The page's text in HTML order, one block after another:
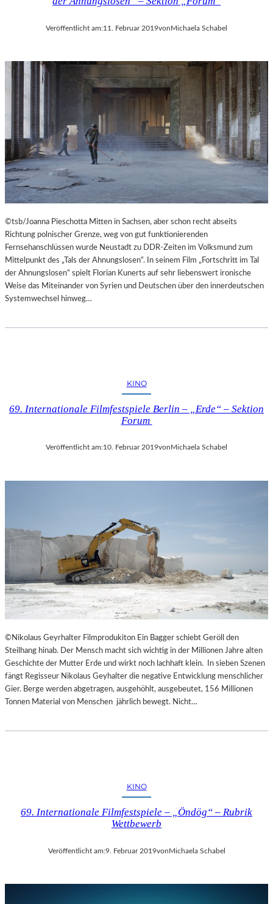
Veröffentlicht am:11. Februar 2019vonMichaela Schabel
©tsb/Joanna Pieschotta Mitten in Sachsen, aber schon recht abseits
Richtung polnischer Grenze, weg von gut funktionierenden
Fernsehanschlüssen wurde Neustadt zu DDR-Zeiten im Volksmund zum
Mittelpunkt des „Tals der Ahnungslosen“. In seinem Film „Fortschritt im Tal
der Ahnungslosen“ spielt Florian Kunerts auf sehr liebenswert ironische
Weise das Miteinander von Syrien und Deutschen über den innerdeutschen
Systemwechsel hinweg…
KINO
69. Internationale Filmfestspiele Berlin – „Erde“ – Sektion
Forum
Veröffentlicht am:10. Februar 2019von Michaela Schabel
©Nikolaus Geyrhalter Filmprodukiton Ein Bagger schiebt Geröll den
Steilhang hinab. Der Mensch macht sich wichtig in der Millionen Jahre alten
Geschichte der Mutter Erde und wirkt noch lachhaft klein. In sieben Szenen
fängt Regisseur Nikolaus Geyhalter die negative Entwicklung menschlicher
Gier. Berge werden abgetragen, ausgehöhlt, ausgebeutet, 156 Millionen
Tonnen Material von Menschen jährlich bewegt. Nicht…
KINO
69. Internationale Filmfestspiele – „Öndög“ – Rubrik
Wettbewerb
Veröffentlicht am:9. Februar 2019vonMichaela Schabel